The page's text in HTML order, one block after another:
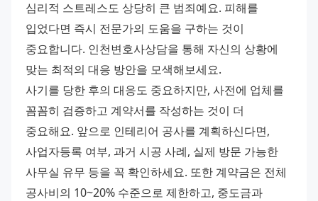
심리적 스트레스도 상당히 큰 범죄예요. 피해를
입었다면 즉시 전문가의 도움을 구하는 것이
중요합니다. 인천변호사상담을 통해 자신의 상황에
맞는 최적의 대응 방안을 모색해보세요.
사기를 당한 후의 대응도 중요하지만, 사전에 업체를
꼼꼼히 검증하고 계약서를 작성하는 것이 더
중요해요. 앞으로 인테리어 공사를 계획하신다면,
사업자등록 여부, 과거 시공 사례, 실제 방문 가능한
사무실 유무 등을 꼭 확인하세요. 또한 계약금은 전체
공사비의 10~20% 수준으로 제한하고, 중도금과